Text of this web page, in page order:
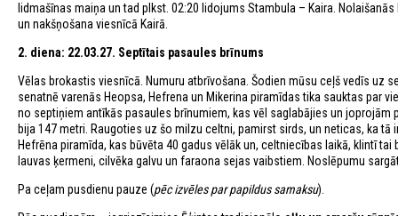
lidmašīnas maiņa un tad plkst. 02:20 lidojums Stambula – Kaira.
un nakšņošana viesnīcā Kairā.
2. diena: 22.03.27. Septītais pasaules brīnums
Vēlas brokastis viesnīcā. Numuru atbrīvošana. Šodien mūsu ceļš vedīs uz
senatnē varenās Heopsa, Hefrena un Mikerina piramīdas tika sauktas par
no septiņiem antīkās pasaules brīnumiem, kas vēl saglabājies un
bija 147 metri. Raugoties uz šo milzu celtni, pamirst sirds, un neticas, ka
Hefrēna piramīda, kas būvēta 40 gadus vēlāk un, celtniecības laikā, klintī
lauvas ķermeni, cilvēka galvu un faraona sejas vaibstiem. Noslēpumu
Pa ceļam pusdienu pauze (pēc izvēles par papildus samaksu).